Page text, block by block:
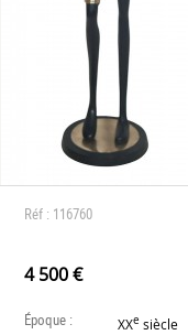
Réf : 116760
4 500 €
Époque : XXe siècle